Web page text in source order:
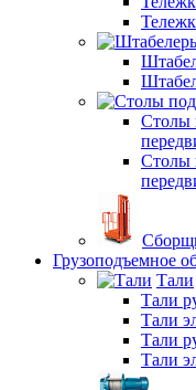
Столы
Столы
Грузоподъемное
Тали
Тали
Тали
Тали
Тали